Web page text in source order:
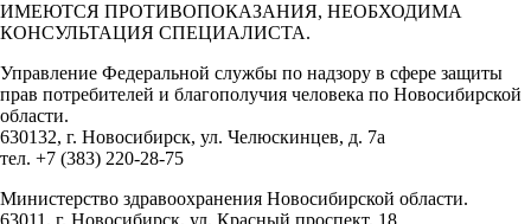
ИМЕЮТСЯ ПРОТИВОПОКАЗАНИЯ, НЕОБХОДИМА
КОНСУЛЬТАЦИЯ СПЕЦИАЛИСТА.
Управление Федеральной службы по надзору в сфере защиты
прав потребителей и благополучия человека по Новосибирской
области.
630132, г. Новосибирск, ул. Челюскинцев, д. 7а
тел. +7 (383) 220-28-75
Министерство здравоохранения Новосибирской области.